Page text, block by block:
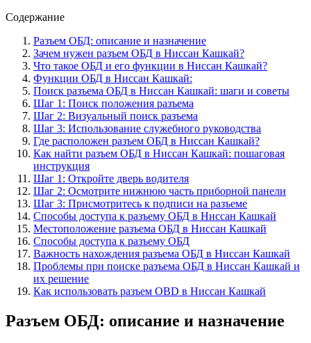
Содержание
Разъем ОБД: описание и назначение
Зачем нужен разъем ОБД в Ниссан Кашкай?
Что такое ОБД и его функции в Ниссан Кашкай?
Функции ОБД в Ниссан Кашкай:
Поиск разъема ОБД в Ниссан Кашкай: шаги и советы
Шаг 1: Поиск положения разъема
Шаг 2: Визуальный поиск разъема
Шаг 3: Использование служебного руководства
Где расположен разъем ОБД в Ниссан Кашкай?
Как найти разъем ОБД в Ниссан Кашкай: пошаговая
инструкция
Шаг 1: Откройте дверь водителя
Шаг 2: Осмотрите нижнюю часть приборной панели
Шаг 3: Присмотритесь к подписи на разъеме
Способы доступа к разъему ОБД в Ниссан Кашкай
Местоположение разъема ОБД в Ниссан Кашкай
Способы доступа к разъему ОБД
Важность нахождения разъема ОБД в Ниссан Кашкай
Проблемы при поиске разъема ОБД в Ниссан Кашкай и
их решение
Как использовать разъем OBD в Ниссан Кашкай
Разъем ОБД: описание и назначение